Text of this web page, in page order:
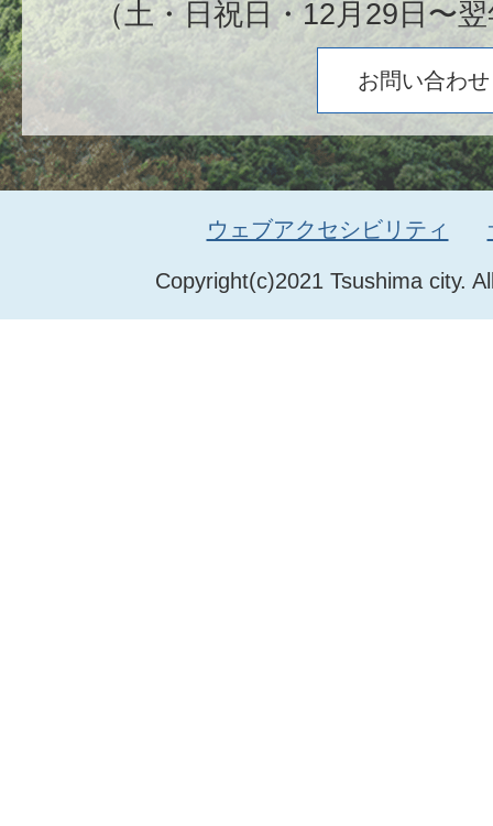
（土・日祝日・12月29日〜
お問い合わせ
Copyright(c)2021 Tsushima city.
ウェブアクセシビリティ